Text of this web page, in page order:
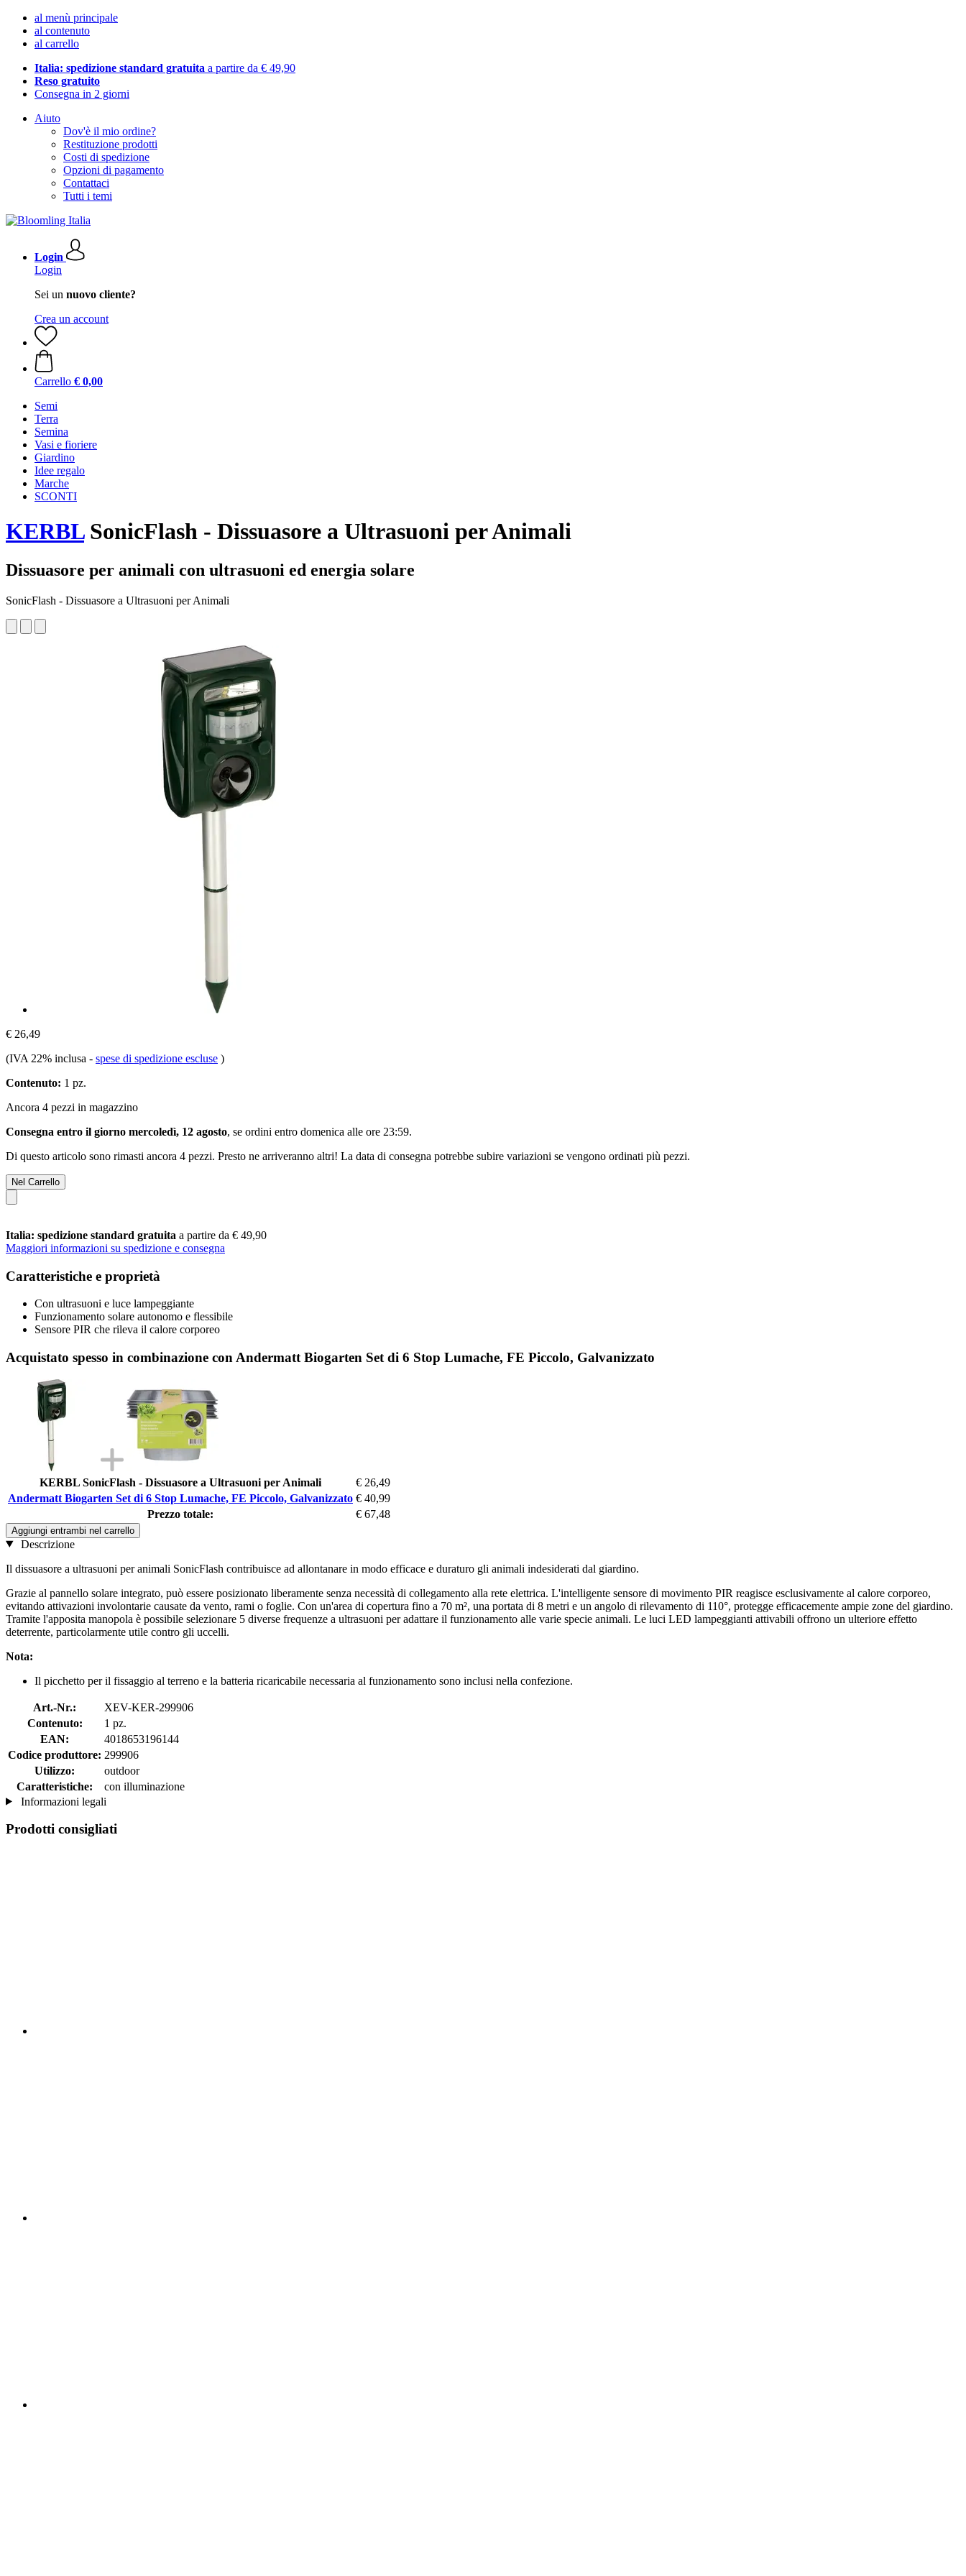
al menù principale
al contenuto
al carrello
Italia: spedizione standard gratuita a partire da € 49,90
Reso gratuito
Consegna in 2 giorni
Aiuto
Dov'è il mio ordine?
Restituzione prodotti
Costi di spedizione
Opzioni di pagamento
Contattaci
Tutti i temi
Login
Login
Sei un nuovo cliente?
Crea un account
Carrello € 0,00
Semi
Terra
Semina
Vasi e fioriere
Giardino
Idee regalo
Marche
SCONTI
KERBLSonicFlash - Dissuasore a Ultrasuoni per Animali
Dissuasore per animali con ultrasuoni ed energia solare
SonicFlash - Dissuasore a Ultrasuoni per Animali
€ 26,49
(IVA 22% inclusa - spese di spedizione escluse )
Contenuto: 1 pz.
Ancora 4 pezzi in magazzino
Consegna entro il giorno mercoledì, 12 agosto, se ordini entro domenica alle ore 23:59.
Di questo articolo sono rimasti ancora 4 pezzi. Presto ne arriveranno altri! La data di consegna potrebbe subire variazioni se vengono ordinati più pezzi.
Nel Carrello
Italia: spedizione standard gratuita a partire da € 49,90
Maggiori informazioni su spedizione e consegna
Caratteristiche e proprietà
Con ultrasuoni e luce lampeggiante
Funzionamento solare autonomo e flessibile
Sensore PIR che rileva il calore corporeo
Acquistato spesso in combinazione con Andermatt Biogarten Set di 6 Stop Lumache, FE Piccolo, Galvanizzato
KERBL SonicFlash - Dissuasore a Ultrasuoni per Animali
€ 26,49
Andermatt Biogarten Set di 6 Stop Lumache, FE Piccolo, Galvanizzato € 40,99
Prezzo totale:
€ 67,48
Aggiungi entrambi nel carrello
Descrizione
Il dissuasore a ultrasuoni per animali SonicFlash contribuisce ad allontanare in modo efficace e duraturo gli animali indesiderati dal giardino.
Grazie al pannello solare integrato, può essere posizionato liberamente senza necessità di collegamento alla rete elettrica. L'intelligente sensore di movimento PIR reagisce esclusivamente al calore corporeo,
evitando attivazioni involontarie causate da vento, rami o foglie. Con un'area di copertura fino a 70 m², una portata di 8 metri e un angolo di rilevamento di 110°, protegge efficacemente ampie zone del giardino.
Tramite l'apposita manopola è possibile selezionare 5 diverse frequenze a ultrasuoni per adattare il funzionamento alle varie specie animali. Le luci LED lampeggianti attivabili offrono un ulteriore effetto
deterrente, particolarmente utile contro gli uccelli.
Nota:
Il picchetto per il fissaggio al terreno e la batteria ricaricabile necessaria al funzionamento sono inclusi nella confezione.
Art.-Nr.:
XEV-KER-299906
Contenuto:
1 pz.
EAN:
4018653196144
Codice produttore: 299906
Utilizzo:
outdoor
Caratteristiche:
con illuminazione
Informazioni legali
Prodotti consigliati